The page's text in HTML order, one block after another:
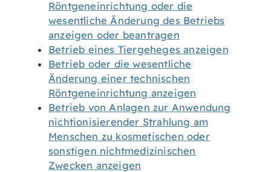
Röntgeneinrichtung oder die
wesentliche Änderung des Betriebs
anzeigen oder beantragen
Betrieb eines Tiergeheges anzeigen
Betrieb oder die wesentliche
Änderung einer technischen
Röntgeneinrichtung anzeigen
Betrieb von Anlagen zur Anwendung
nichtionisierender Strahlung am
Menschen zu kosmetischen oder
sonstigen nichtmedizinischen
Zwecken anzeigen